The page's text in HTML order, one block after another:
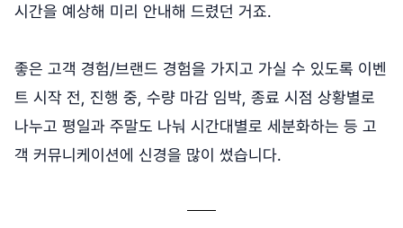
시간을 예상해 미리 안내해 드렸던 거죠.
좋은 고객 경험/브랜드 경험을 가지고 가실 수 있도록 이벤
트 시작 전, 진행 중, 수량 마감 임박, 종료 시점 상황별로
나누고 평일과 주말도 나눠 시간대별로 세분화하는 등 고
객 커뮤니케이션에 신경을 많이 썼습니다.